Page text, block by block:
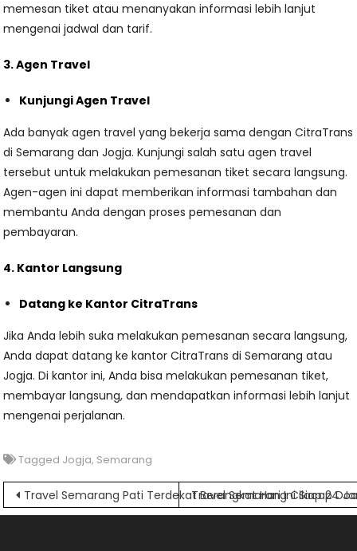
memesan tiket atau menanyakan informasi lebih lanjut
mengenai jadwal dan tarif.
3. Agen Travel
Kunjungi Agen Travel
Ada banyak agen travel yang bekerja sama dengan CitraTrans
di Semarang dan Jogja. Kunjungi salah satu agen travel
tersebut untuk melakukan pemesanan tiket secara langsung.
Agen-agen ini dapat memberikan informasi tambahan dan
membantu Anda dengan proses pemesanan dan
pembayaran.
4. Kantor Langsung
Datang ke Kantor CitraTrans
Jika Anda lebih suka melakukan pemesanan secara langsung,
Anda dapat datang ke kantor CitraTrans di Semarang atau
Jogja. Di kantor ini, Anda bisa melakukan pemesanan tiket,
membayar langsung, dan mendapatkan informasi lebih lanjut
mengenai perjalanan.
Tagged Jogja, Semarang
Navigasi
Travel Semarang Pati Terdekat Berangkat Hari Ini Siap 24
Travel Semarang Cilacap